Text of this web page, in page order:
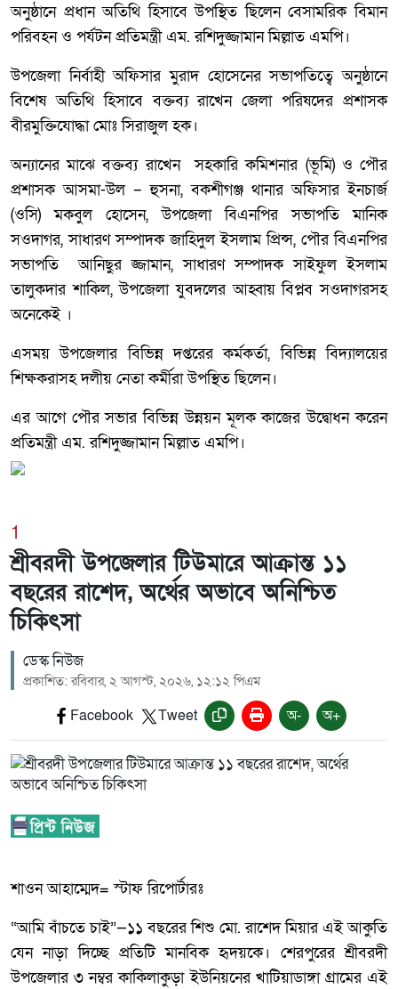
অনুষ্ঠানে প্রধান অতিথি হিসাবে উপস্থিত ছিলেন বেসামরিক বিমান
পরিবহন ও পর্যটন প্রতিমন্ত্রী এম. রশিদুজ্জামান মিল্লাত এমপি।
উপজেলা নির্বাহী অফিসার মুরাদ হোসেনের সভাপতিত্বে অনুষ্ঠানে
বিশেষ অতিথি হিসাবে বক্তব্য রাখেন জেলা পরিষদের প্রশাসক
বীরমুক্তিযোদ্ধা মোঃ সিরাজুল হক।
অন্যানের মাঝে বক্তব্য রাখেন সহকারি কমিশনার (ভূমি) ও পৌর
প্রশাসক আসমা-উল – হুসনা, বকশীগঞ্জ থানার অফিসার ইনচার্জ
(ওসি) মকবুল হোসেন, উপজেলা বিএনপির সভাপতি মানিক
সওদাগর, সাধারণ সম্পাদক জাহিদুল ইসলাম প্রিন্স, পৌর বিএনপির
সভাপতি আনিছুর জ্জামান, সাধারণ সম্পাদক সাইফুল ইসলাম
তালুকদার শাকিল, উপজেলা যুবদলের আহ্বায় বিপ্লব সওদাগরসহ
অনেকেই ।
এসময় উপজেলার বিভিন্ন দপ্তরের কর্মকর্তা, বিভিন্ন বিদ্যালয়ের
শিক্ষকরাসহ দলীয় নেতা কর্মীরা উপস্থিত ছিলেন।
এর আগে পৌর সভার বিভিন্ন উন্নয়ন মূলক কাজের উদ্বোধন করেন
প্রতিমন্ত্রী এম. রশিদুজ্জামান মিল্লাত এমপি।
1
শ্রীবরদী উপজেলার টিউমারে আক্রান্ত ১১
বছরের রাশেদ, অর্থের অভাবে অনিশ্চিত
চিকিৎসা
ডেস্ক নিউজ
প্রকাশিত: রবিবার, ২ আগস্ট, ২০২৬, ১২:১২ পিএম
Facebook Tweet অ- অ+
শাওন আহাম্মেদ= স্টাফ রিপোর্টারঃ
“আমি বাঁচতে চাই”—১১ বছরের শিশু মো. রাশেদ মিয়ার এই আকুতি
যেন নাড়া দিচ্ছে প্রতিটি মানবিক হৃদয়কে। শেরপুরের শ্রীবরদী
উপজেলার ৩ নম্বর কাকিলাকুড়া ইউনিয়নের খাটিয়াডাঙ্গা গ্রামের এই